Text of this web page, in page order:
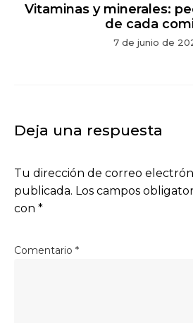
Vitaminas y minerales:
de cada
7 de junio de
Deja una respuesta
Tu dirección de correo
publicada. Los campos
con *
Comentario *